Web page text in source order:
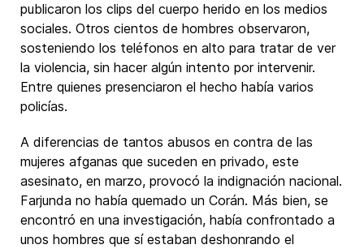
publicaron los clips del cuerpo herido en los medios
sociales. Otros cientos de hombres observaron,
sosteniendo los teléfonos en alto para tratar de ver
la violencia, sin hacer algún intento por intervenir.
Entre quienes presenciaron el hecho había varios
policías.
A diferencias de tantos abusos en contra de las
mujeres afganas que suceden en privado, este
asesinato, en marzo, provocó la indignación nacional.
Farjunda no había quemado un Corán. Más bien, se
encontró en una investigación, había confrontado a
unos hombres que sí estaban deshonrando el